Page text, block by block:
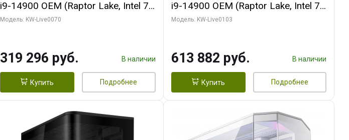
i9-14900 OEM (Raptor Lake, Intel 7,
C24 16EC/8PC// 64 ГБ ОЗУ (2
GDDR7 256bit/ 960 ГБ SSD)
Модель: KW-Live0070
319 296 руб. В наличии
Купить Подробнее
i9-14900 OEM (Raptor Lake, Intel 7,
C24 16EC/8PC// 64 ГБ ОЗУ (2
Turbo/ 960 ГБ SSD)
Модель: KW-Live0103
613 882 руб. В наличии
Купить Подробнее